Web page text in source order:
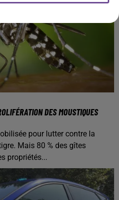
DES MOUSTIQUES
pour lutter contre la
Mais 80 % des gîtes
propriétés...